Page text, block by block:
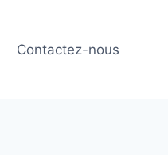
Contactez-nous